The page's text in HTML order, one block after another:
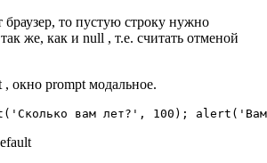
то пустую строку нужно
же, как и null , т.е. считать отменой
, окно prompt модальное.
вам лет?', 100);